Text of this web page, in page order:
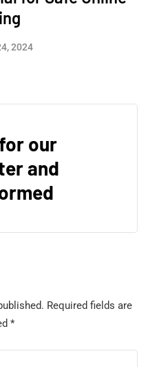
2024
our
and
Required fields are
*